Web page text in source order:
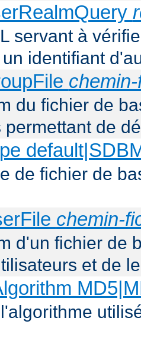
servant à
identifiant
du fichier de
permettant de
de fichier de
chemin-
d'un fichier de
et de